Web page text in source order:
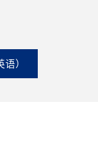
）